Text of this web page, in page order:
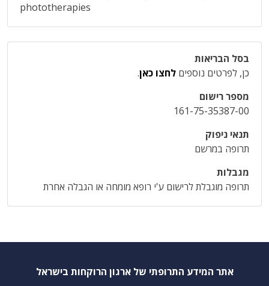
phototherapies
בסל הבריאות
כן, לפרטים נוספים לחצו כאן.
מספר רישום
161-75-35387-00
תנאי ניפוק
תרופה במרשם
מגבלות
תרופה מוגבלת לרישום ע'י רופא מומחה או הגבלה אחרת
אתר המידע התרופתי של ארגון הרוקחות בישראל